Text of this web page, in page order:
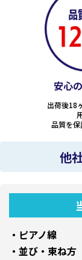
安心
出荷後18
品質を
他
・ピアノ線
・並び・束ね方